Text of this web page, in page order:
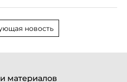
новость
материалов